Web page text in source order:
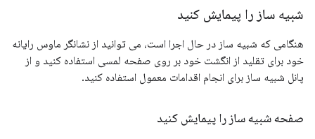
شبیه ساز را پیمایش کنید
هنگامی که شبیه ساز در حال اجرا است، می توانید از نشانگر ماوس رایانه
خود برای تقلید از انگشت خود بر روی صفحه لمسی استفاده کنید و از
پانل شبیه ساز برای انجام اقدامات معمول استفاده کنید.
صفحه شبیه ساز را پیمایش کنید